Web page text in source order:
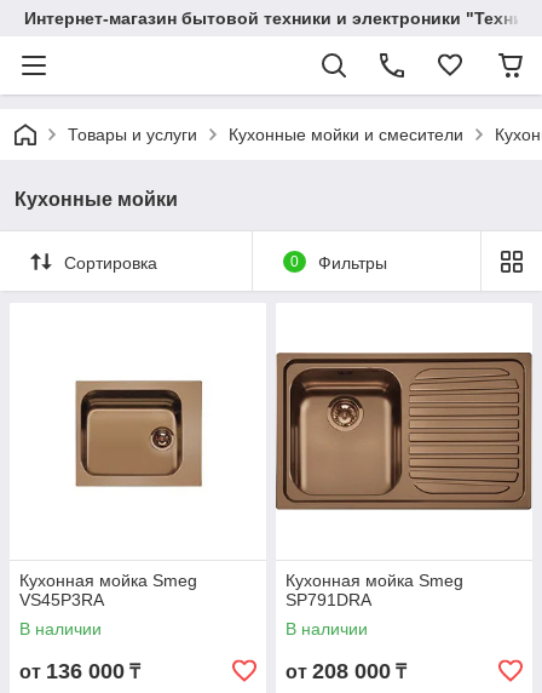
Интернет-магазин бытовой техники и электроники
Товары и услуги Кухонные мойки и смесители
Кухонные мойки
Сортировка 0 Фильтры
Кухонная мойка Smeg
VS45P3RA
В наличии
от 136 000 ₸
Кухонная мойка Smeg
SP791DRA
В наличии
от 208 000 ₸